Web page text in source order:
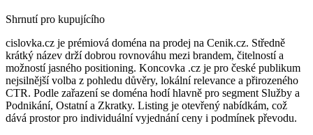
Shrnutí pro kupujícího
cislovka.cz je prémiová doména na prodej na Cenik.cz. Středně
krátký název drží dobrou rovnováhu mezi brandem, čitelností a
možností jasného positioning. Koncovka .cz je pro české publikum
nejsilnější volba z pohledu důvěry, lokální relevance a přirozeného
CTR. Podle zařazení se doména hodí hlavně pro segment Služby a
Podnikání, Ostatní a Zkratky. Listing je otevřený nabídkám, což
dává prostor pro individuální vyjednání ceny i podmínek převodu.